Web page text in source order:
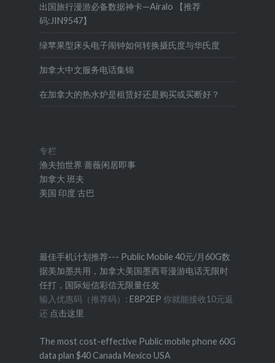
出国旅行漫游必备数据神卡—Airalo 【推荐
码:JIN9547】
绿苹果型床头电子闹钟如何转换摄氏度与华氏度
加拿大中文服务电话集锦
在加拿大的热水炉是租赁好还是购买或买断好？
专栏
渔夫拍世界 蔷薇闲居即事
加拿大 班夫
美国 印度 古巴
最佳手机计划推荐--- Public Mobile 40元/月60G数
据美加墨共用，加拿大美国墨西哥漫游电话无限时
任打，国际短信彩信无限量任发
输入优惠码（推荐码）: E8P2EP 你就能接收10元返
还 点击这里
The most cost-effective Public mobile phone 60G
data plan $40 Canada Mexico USA